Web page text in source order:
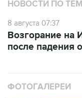
НОВОСТИ ПО
8 августа 07:37
Возгорание на
после падения
ФОТОГАЛЕРЕИ